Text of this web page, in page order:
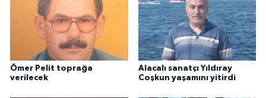
Ömer Pelit toprağa
verilecek
Alacalı sanatçı Yıldıray
Coşkun yaşamını yitirdi